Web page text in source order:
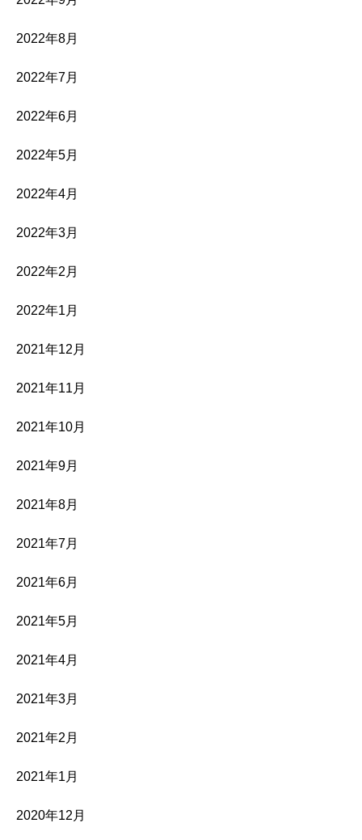
2022年8月
2022年7月
2022年6月
2022年5月
2022年4月
2022年3月
2022年2月
2022年1月
2021年12月
2021年11月
2021年10月
2021年9月
2021年8月
2021年7月
2021年6月
2021年5月
2021年4月
2021年3月
2021年2月
2021年1月
2020年12月